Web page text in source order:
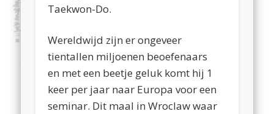
Taekwon-Do.
Wereldwijd zijn er ongeveer
tientallen miljoenen beoefenaars
en met een beetje geluk komt hij 1
keer per jaar naar Europa voor een
seminar. Dit maal in Wroclaw waar